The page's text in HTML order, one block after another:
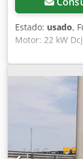
Estado: usado,
Motor: 22 kW
ventilador: 700